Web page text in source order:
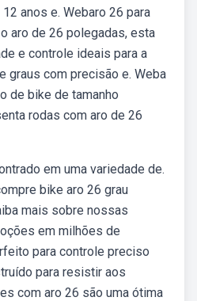
anos e. Webaro 26 para
aro de 26 polegadas, esta
e controle ideais para a
graus com precisão e. Weba
de bike de tamanho
rodas com aro de 26
em uma variedade de.
bike aro 26 grau
mais sobre nossas
em milhões de
para controle preciso
para resistir aos
com aro 26 são uma ótima